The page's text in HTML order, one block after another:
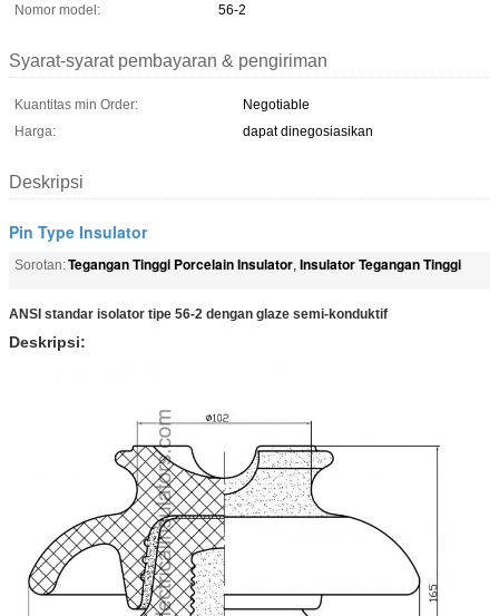
Nomor model:
56-2
Syarat-syarat pembayaran & pengiriman
Kuantitas min Order:
Negotiable
Harga:
dapat dinegosiasikan
Deskripsi
Pin Type Insulator
Sorotan:Tegangan Tinggi Porcelain Insulator, Insulator Tegangan Tinggi
ANSI standar isolator tipe 56-2 dengan glaze semi-konduktif
Deskripsi: